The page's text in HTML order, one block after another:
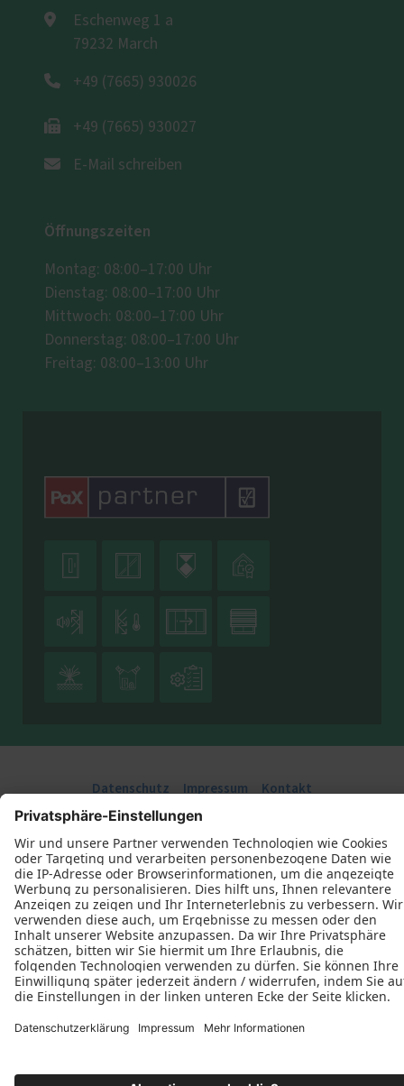
Eschenweg 1 a
79232 March
+49 (7665) 930026
+49 (7665) 930027
E-Mail schreiben
Öffnungszeiten
Montag: 08:00–17:00 Uhr
Dienstag: 08:00–17:00 Uhr
Mittwoch: 08:00–17:00 Uhr
Donnerstag: 08:00–17:00 Uhr
Freitag: 08:00–13:00 Uhr
   
   
  
Datenschutz Impressum
Kontakt
Mathias Andris © 2026